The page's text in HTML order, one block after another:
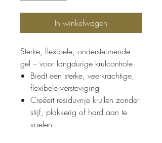
In winkelwagen
Sterke, flexibele, ondersteunende
gel – voor langdurige krulcontrole
Biedt een sterke, veerkrachtige,
flexibele versteviging
Creëert residuvrije krullen zonder
stijf, plakkerig of hard aan te
voelen